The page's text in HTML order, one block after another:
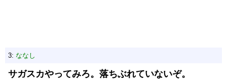
3: ななし
サガスカやってみろ。落ちぶれていないぞ。